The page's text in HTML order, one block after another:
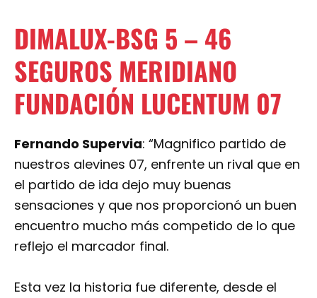
DIMALUX-BSG 5 – 46
SEGUROS MERIDIANO
FUNDACIÓN LUCENTUM 07
Fernando Supervia: “Magnifico partido de
nuestros alevines 07, enfrente un rival que en
el partido de ida dejo muy buenas
sensaciones y que nos proporcionó un buen
encuentro mucho más competido de lo que
reflejo el marcador final.
Esta vez la historia fue diferente, desde el